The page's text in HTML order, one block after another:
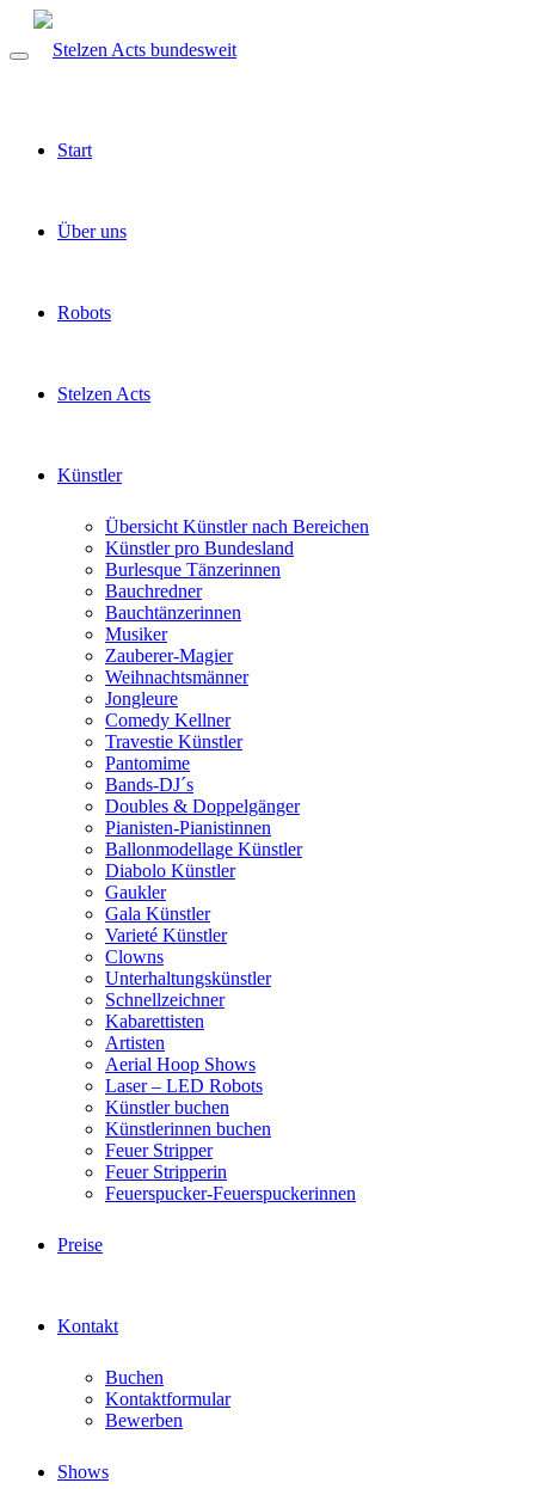
Start
Über uns
Robots
Stelzen Acts
Künstler
Übersicht Künstler nach Bereichen
Künstler pro Bundesland
Burlesque Tänzerinnen
Bauchredner
Bauchtänzerinnen
Musiker
Zauberer-Magier
Weihnachtsmänner
Jongleure
Comedy Kellner
Travestie Künstler
Pantomime
Bands-DJ´s
Doubles & Doppelgänger
Pianisten-Pianistinnen
Ballonmodellage Künstler
Diabolo Künstler
Gaukler
Gala Künstler
Varieté Künstler
Clowns
Unterhaltungskünstler
Schnellzeichner
Kabarettisten
Artisten
Aerial Hoop Shows
Laser – LED Robots
Künstler buchen
Künstlerinnen buchen
Feuer Stripper
Feuer Stripperin
Feuerspucker-Feuerspuckerinnen
Preise
Kontakt
Buchen
Kontaktformular
Bewerben
Shows